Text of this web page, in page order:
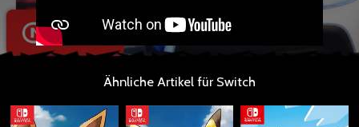
Ähnliche Artikel für Switch